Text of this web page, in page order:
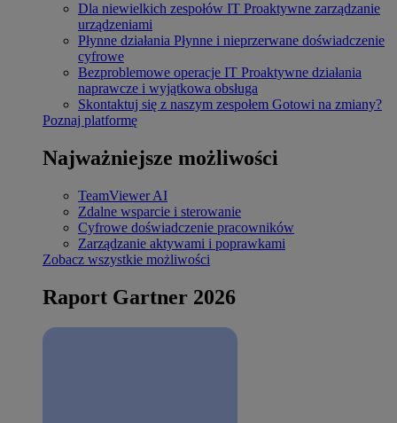
Dla niewielkich zespołów IT Proaktywne zarządzanie
urządzeniami
Płynne działania Płynne i nieprzerwane doświadczenie
cyfrowe
Bezproblemowe operacje IT Proaktywne działania
naprawcze i wyjątkowa obsługa
Skontaktuj się z naszym zespołem Gotowi na zmiany?
Poznaj platformę
Najważniejsze możliwości
TeamViewer AI
Zdalne wsparcie i sterowanie
Cyfrowe doświadczenie pracowników
Zarządzanie aktywami i poprawkami
Zobacz wszystkie możliwości
Raport Gartner 2026